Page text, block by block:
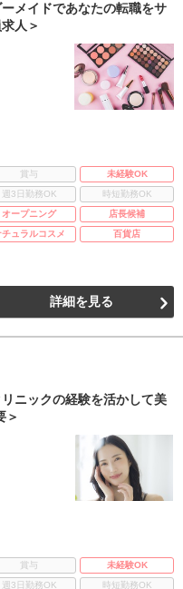
メイドであなたの転職をサ
人＞
賞与
未経験OK
週3日勤務OK
時短勤務OK
オープニング
店長候補
チュラルコスメ 百貨店
詳細を見る
ニックの経験を活かして美
＞
賞与
未経験OK
週3日勤務OK 時短勤務OK